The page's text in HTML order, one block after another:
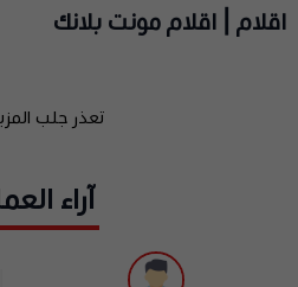
اقلام | اقلام مونت بلانك
تعذر جلب
آراء